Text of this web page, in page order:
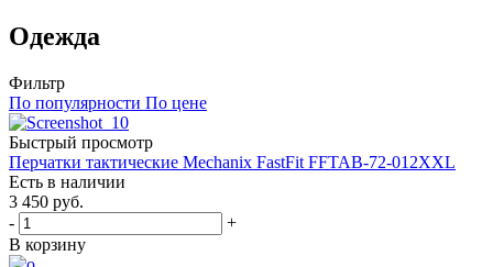
Одежда
Фильтр
По популярности По цене
Быстрый просмотр
Перчатки тактические Mechanix FastFit FFTAB-72-012XXL
Есть в наличии
3 450 руб.
-
+
В корзину